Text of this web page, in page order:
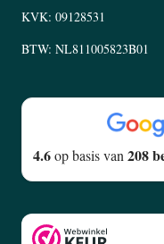
KVK: 09128531
BTW: NL811005823B01
4.6op basis van 208